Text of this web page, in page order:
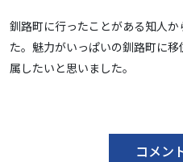
釧路町に行ったことがある知人
た。魅力がいっぱいの釧路町に
属したいと思いました。
コメン